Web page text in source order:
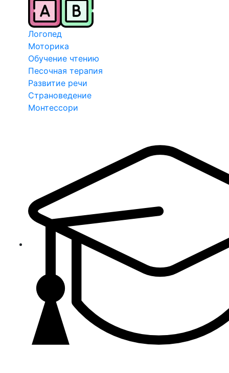
Логопед
Моторика
Обучение чтению
Песочная терапия
Развитие речи
Страноведение
Монтессори